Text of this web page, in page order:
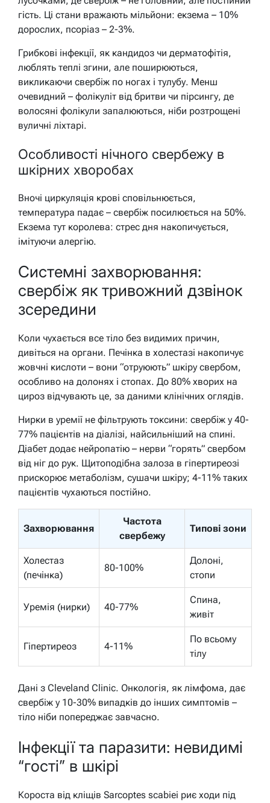
гість. Ці стани вражають мільйони: екзема – 10%
дорослих, псоріаз – 2-3%.
Грибкові інфекції, як кандидоз чи дерматофітія,
люблять теплі згини, але поширюються,
викликаючи свербіж по ногах і тулубу. Менш
очевидний – фолікуліт від бритви чи пірсингу, де
волосяні фолікули запалюються, ніби розтрощені
вуличні ліхтарі.
Особливості нічного свербежу в
шкірних хворобах
Вночі циркуляція крові сповільнюється,
температура падає – свербіж посилюється на 50%.
Екзема тут королева: стрес дня накопичується,
імітуючи алергію.
Системні захворювання:
свербіж як тривожний дзвінок
зсередини
Коли чухається все тіло без видимих причин,
дивіться на органи. Печінка в холестазі накопичує
жовчні кислоти – вони “отруюють” шкіру свербом,
особливо на долонях і стопах. До 80% хворих на
цироз відчувають це, за даними клінічних оглядів.
Нирки в уремії не фільтрують токсини: свербіж у 40-
77% пацієнтів на діалізі, найсильніший на спині.
Діабет додає нейропатію – нерви “горять” свербом
від ніг до рук. Щитоподібна залоза в гіпертиреозі
прискорює метаболізм, сушачи шкіру; 4-11% таких
пацієнтів чухаються постійно.
Захворювання
Частота
свербежу
Типові зони
Холестаз
(печінка)
80-100%
Долоні,
стопи
Уремія (нирки) 40-77%
Спина,
живіт
Гіпертиреоз 4-11%
По всьому
тілу
Дані з Cleveland Clinic. Онкологія, як лімфома, дає
свербіж у 10-30% випадків до інших симптомів –
тіло ніби попереджає завчасно.
Інфекції та паразити: невидимі
“гості” в шкірі
Короста від кліщів Sarcoptes scabiei риє ходи під